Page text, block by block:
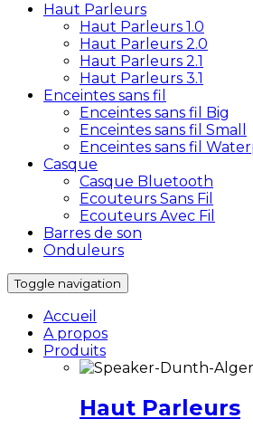
Haut Parleurs
Haut Parleurs 1.0
Haut Parleurs 2.0
Haut Parleurs 2.1
Haut Parleurs 3.1
Enceintes sans fil
Enceintes sans fil Big
Enceintes sans fil Small
Enceintes sans fil
Casque
Casque Bluetooth
Ecouteurs Sans Fil
Ecouteurs Avec Fil
Barres de son
Onduleurs
Toggle navigation
Accueil
A propos
Produits
Haut Parleurs